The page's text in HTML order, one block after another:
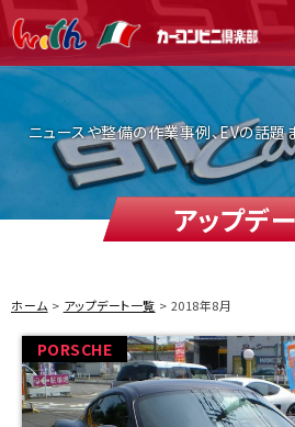
ニュースや整備の作業事例、EVの話題
アップデ
ホーム アップデート一覧 2018年8月
PORSCHE